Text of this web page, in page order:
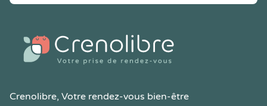
Crenolibre, Votre rendez-vous bien-être